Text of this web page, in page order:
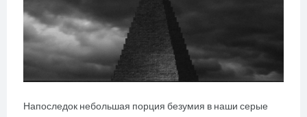
Напоследок небольшая порция безумия в наши серые